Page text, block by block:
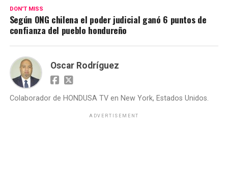
DON'T MISS
Según ONG chilena el poder judicial ganó 6 puntos de
confianza del pueblo hondureño
Oscar Rodríguez
Colaborador de HONDUSA TV en New York, Estados Unidos.
ADVERTISEMENT